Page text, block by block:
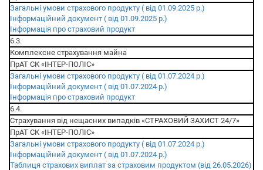
Загальні умови страхового продукту ( від 01.09.2025 р.)
Інформаційний документ ( від 01.09.2025 р.)
Інформація про страховий продукт
6.3.
Комплексне страхування майна
ПрАТ СК «ІНТЕР-ПОЛІС»
Загальні умови страхового продукту ( від 01.07.2024 р.)
Інформаційний документ ( від 01.07.2024 р.)
Інформація про страховий продукт
6.4.
Страхування від нещасних випадків «СТРАХОВИЙ ЗАХИСТ 24/7»
ПрАТ СК «ІНТЕР-ПОЛІС»
Загальні умови страхового продукту ( від 01.07.2024 р.)
Інформаційний документ ( від 01.07.2024 р.)
Таблиця страхових виплат за страховим продуктом (від 26.05.2026)